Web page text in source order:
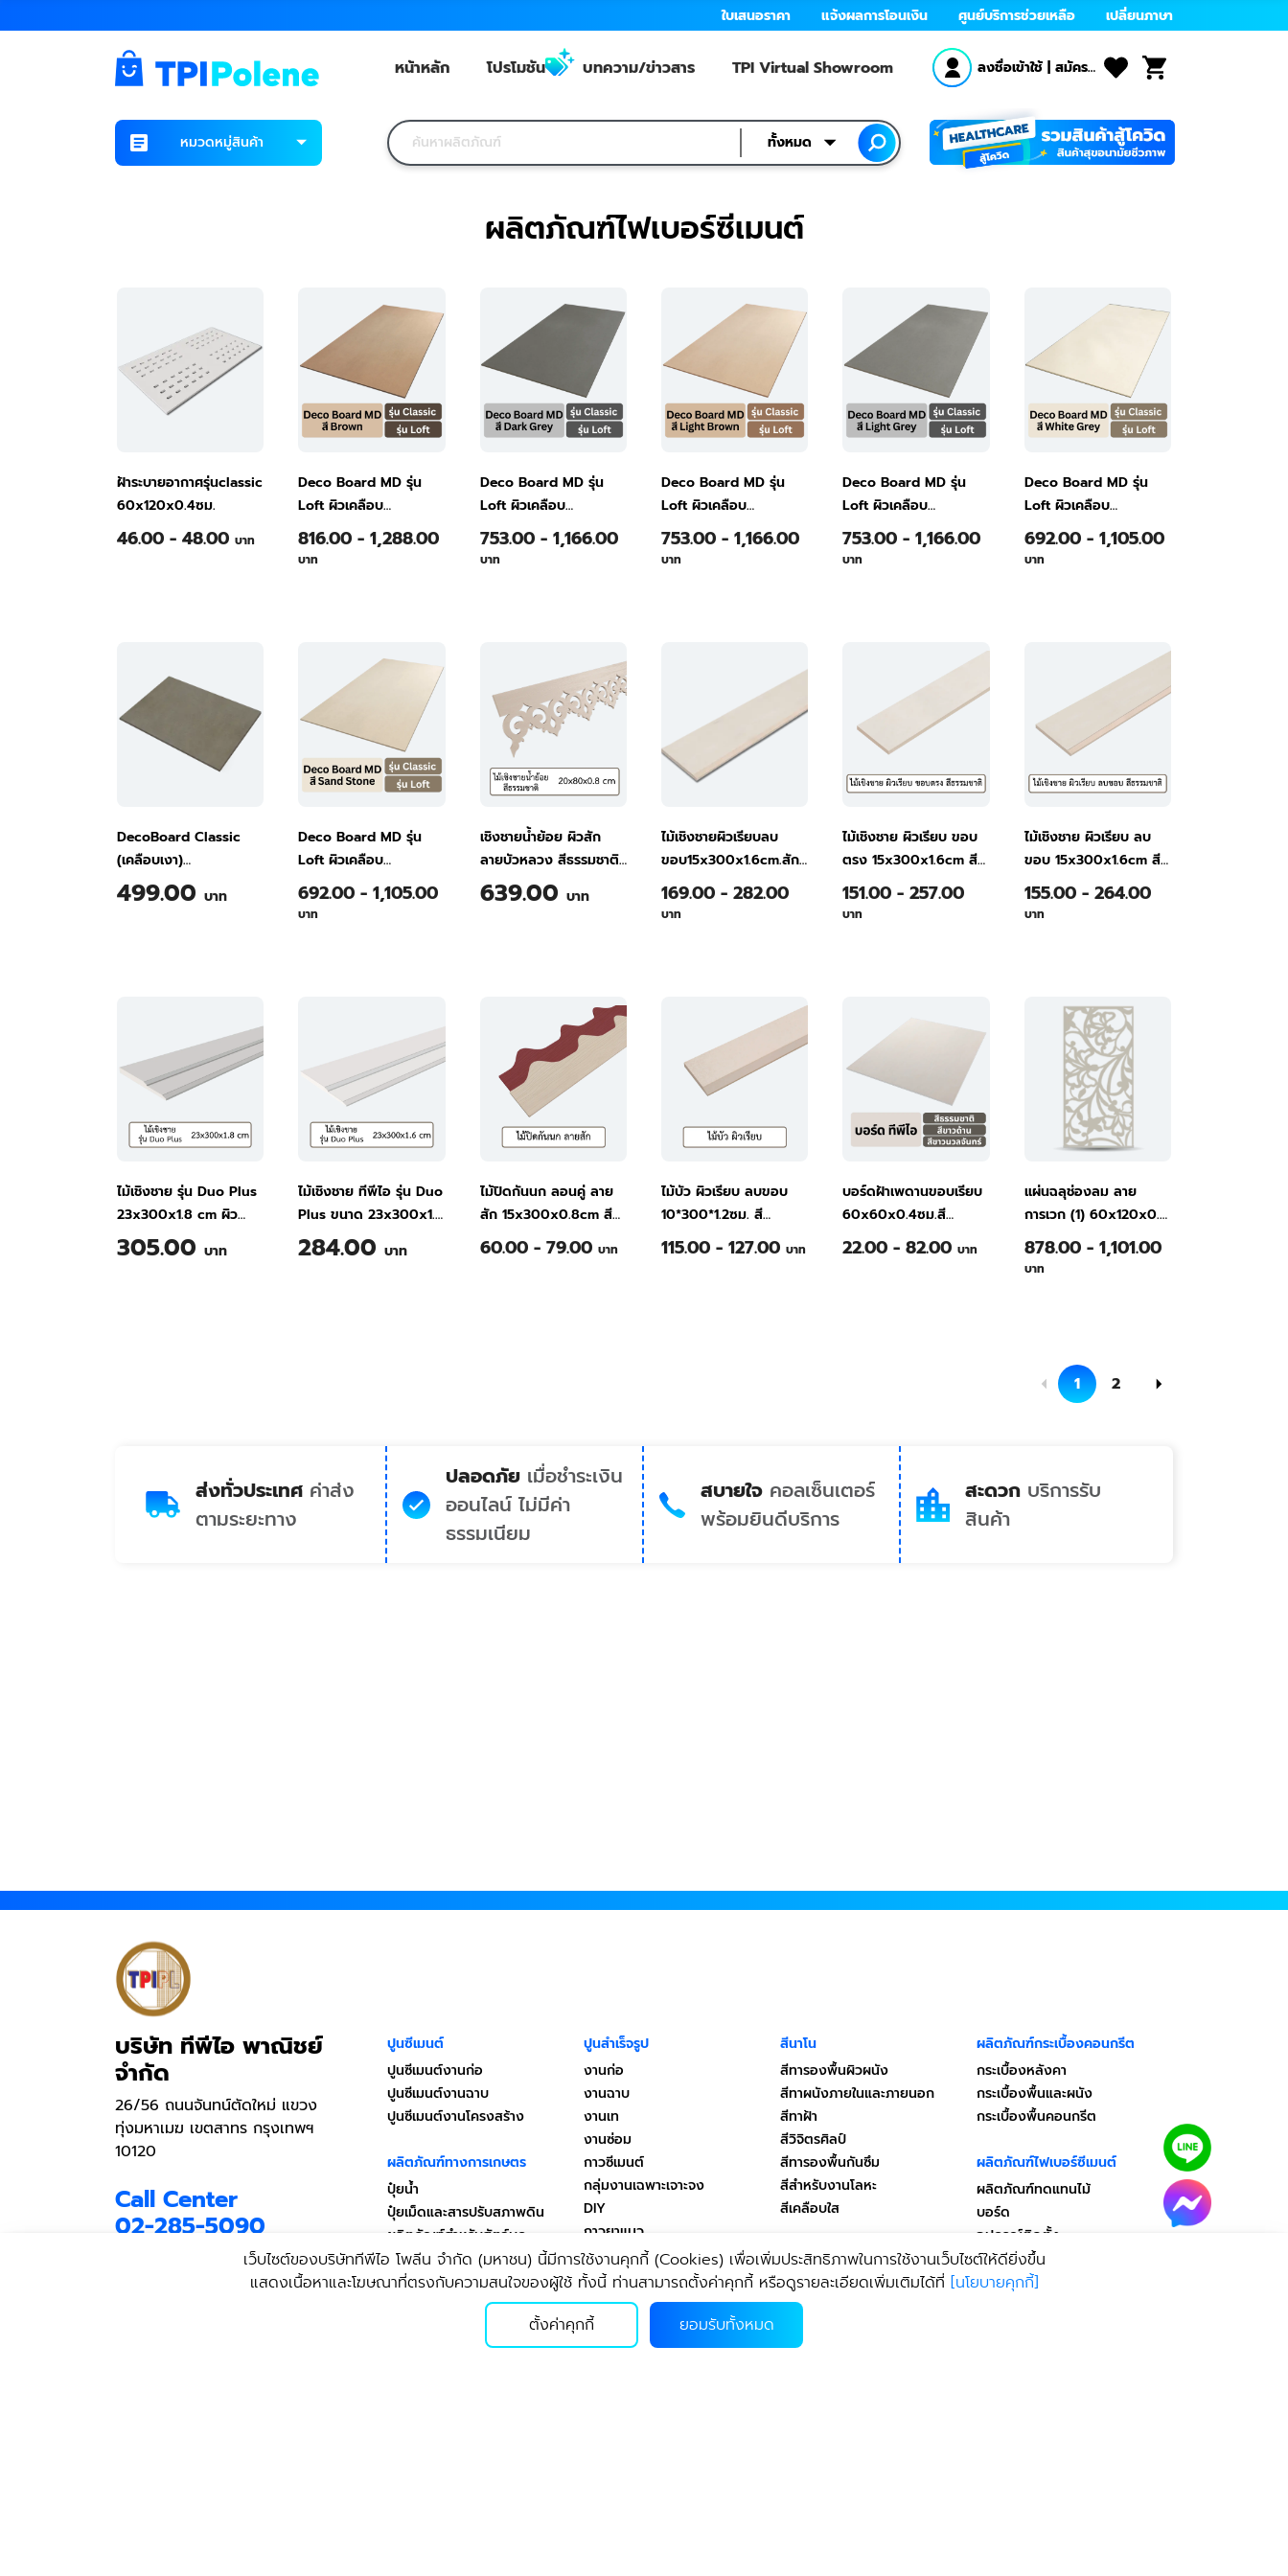
ใบเสนอราคา แจ้งผลการโอนเงิน ศูนย์บริการช่วยเหลือ เปลี่ยนภาษา
หน้าหลัก โปรโมชัน บทความ/ข่าวสาร TPI Virtual Showroom ลงชื่อเข้าใช้ |สมัคร
หมวดหมู่สินค้า ทั้งหมด
ผลิตภัณฑ์ไฟเบอร์ซีเมนต์
ฝ้าระบายอากาศรุ่นclassic
60x120x0.4ซม.
46.00 - 48.00 บาท
Deco Board MD รุ่น
Loft ผิวเคลือบ
Repellent
120x240x0.6ซม. สี
816.00 - 1,288.00
บาท
Deco Board MD รุ่น
Loft ผิวเคลือบ
Repellent
120x240x0.6ซม. สี
753.00 - 1,166.00
บาท
Deco Board MD รุ่น
Loft ผิวเคลือบ
Repellent
120x240x0.6ซม. สี
753.00 - 1,166.00
บาท
Deco Board MD รุ่น
Loft ผิวเคลือบ
Repellent
120x240x0.6ซม. สี
753.00 - 1,166.00
บาท
Deco Board MD รุ่น
Loft ผิวเคลือบ
Repellent
120x240x0.6ซม. สี
692.00 - 1,105.00
บาท
DecoBoard Classic
(เคลือบเงา)
120x240x0.8 สี
ธรรมชาติ
499.00 บาท
Deco Board MD รุ่น
Loft ผิวเคลือบ
Repellent
120x240x0.6ซม. สี
692.00 - 1,105.00
บาท
เชิงชายน้ำย้อย ผิวสัก
ลายบัวหลวง สีธรรมชาติ
20x80x0.8
639.00 บาท
ไม้เชิงชายผิวเรียบลบ
ขอบ15x300x1.6cm.สัก
ทองนวล
169.00 - 282.00
บาท
ไม้เชิงชาย ผิวเรียบ ขอบ
ตรง 15x300x1.6cm สี
ธรรมชาติ
151.00 - 257.00
บาท
ไม้เชิงชาย ผิวเรียบ ลบ
ขอบ 15x300x1.6cm สี
ธรรมชาติ
155.00 - 264.00
บาท
ไม้เชิงชาย รุ่น Duo Plus
23x300x1.8 cm ผิว
เรียบ ลบขอบ สีธรรมชาติ
305.00 บาท
ไม้เชิงชาย ทีพีไอ รุ่น Duo
Plus ขนาด 23x300x1.6
ซม. ผิวเรียบ ลบขอบ สี
ธรรมชาติ
284.00 บาท
ไม้ปิดกันนก ลอนคู่ ลาย
สัก 15x300x0.8cm สี
ธรรมชาติ
60.00 - 79.00 บาท
ไม้บัว ผิวเรียบ ลบขอบ
10*300*1.2ซม. สี
ธรรมชาติ
115.00 - 127.00 บาท
บอร์ดฝ้าเพดานขอบเรียบ
60x60x0.4ซม.สี
ธรรมชาติ
22.00 - 82.00 บาท
แผ่นฉลุช่องลม ลาย
การเวก (1) 60x120x0.8
ซม. สีธรรมชาติ
878.00 - 1,101.00
บาท
1 2
ส่งทั่วประเทศ ค่าส่ง
ตามระยะทาง
ปลอดภัย เมื่อชำระเงิน
ออนไลน์ ไม่มีค่า
ธรรมเนียม
สบายใจ คอลเซ็นเตอร์
พร้อมยินดีบริการ
สะดวก บริการรับ
สินค้า
บริษัท ทีพีไอ พาณิชย์
จำกัด
26/56 ถนนจันทน์ตัดใหม่ แขวง
ทุ่งมหาเมฆ เขตสาทร กรุงเทพฯ
10120
Call Center
02-285-5090
ตั้งแต่จันทร์-ศุกร์ เวลา 08.30 -
ปูนซีเมนต์
ปูนซีเมนต์งานก่อ
ปูนซีเมนต์งานฉาบ
ปูนซีเมนต์งานโครงสร้าง
ปูนสำเร็จรูป
งานก่อ
งานฉาบ
งานเท
งานซ่อม
กาวซีเมนต์
กลุ่มงานเฉพาะเจาะจง
DIY
กาวยาแนว
สีนาโน
สีทารองพื้นผิวผนัง
สีทาผนังภายในและภายนอก
สีทาฝ้า
สีวิจิตรศิลป์
สีทารองพื้นกันซึม
สีสำหรับงานโลหะ
สีเคลือบใส
ผลิตภัณฑ์กระเบื้องคอนกรีต
กระเบื้องหลังคา
กระเบื้องพื้นและผนัง
กระเบื้องพื้นคอนกรีต
ผลิตภัณฑ์ทางการเกษตร
ปุ๋ยน้ำ
ปุ๋ยเม็ดและสารปรับสภาพดิน
ผลิตภัณฑ์สำหรับสัตว์บก
ผลิตภัณฑ์สำหรับสัตว์น้ำ
ผลิตภัณฑ์ไฟเบอร์ซีเมนต์
ผลิตภัณฑ์ทดแทนไม้
บอร์ด
อุปกรณ์ติดตั้ง
ฝ้าเพดาน
ประตู/หน้าต่าง
เครื่องดื่ม
เครื่องดื่มโพรไบโอติก
น้ำดื่ม
ผลิตภัณฑ์สุขอนามัยชีวภาพ
Health & Body
Home & Living
สินค้าอื่นๆ
เว็บไซต์ของบริษัททีพีไอ โพลีน จํากัด (มหาชน) นี้มีการใช้งานคุกกี้ (Cookies) เพื่อเพิ่มประสิทธิภาพในการใช้งานเว็บไซต์ให้ดียิ่งขึ้น
แสดงเนื้อหาและโฆษณาที่ตรงกับความสนใจของผู้ใช้ ทั้งนี้ ท่านสามารถตั้งค่าคุกกี้ หรือดูรายละเอียดเพิ่มเติมได้ที่ [นโยบายคุกกี้]
ตั้งค่าคุกกี้
ยอมรับทั้งหมด